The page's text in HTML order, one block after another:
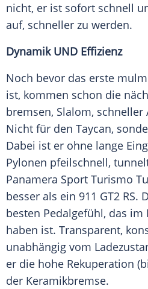
nicht, er ist sofort schnell
auf, schneller zu werden.
Dynamik UND Effizienz
Noch bevor das erste
ist, kommen schon die
bremsen, Slalom, schneller
Nicht für den Taycan,
Dabei ist er ohne lange
Pylonen pfeilschnell,
Panamera Sport Turismo
besser als ein 911 GT2 RS.
besten Pedalgefühl, das im
haben ist. Transparent,
unabhängig vom
er die hohe Rekuperation
der Keramikbremse.